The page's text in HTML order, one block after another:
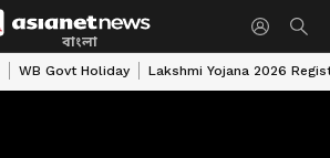
বাংলা
WB Govt Holiday Lakshmi Yojana 2026